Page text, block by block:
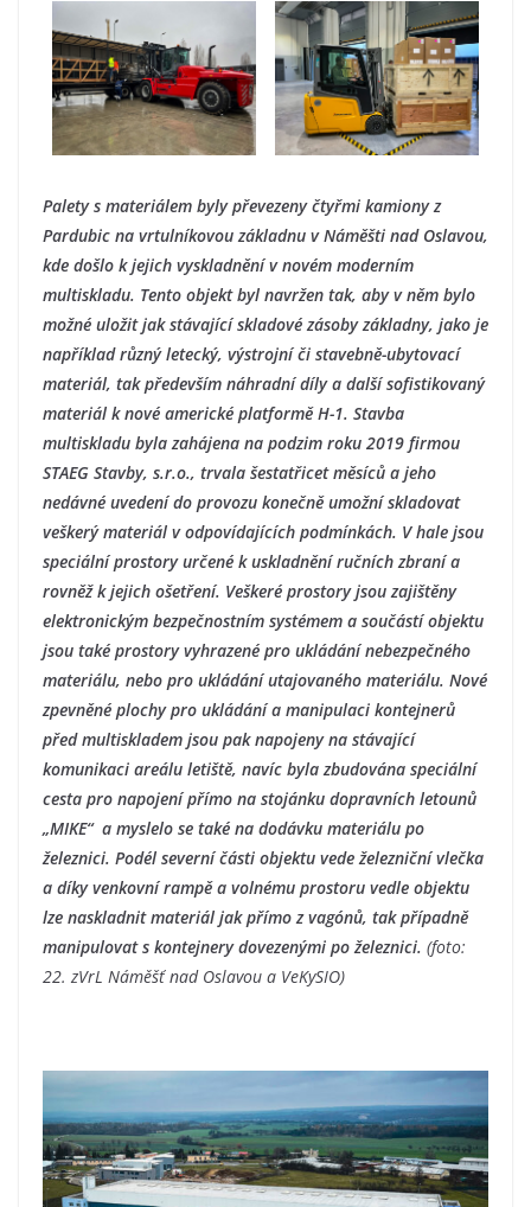
Palety s materiálem byly převezeny čtyřmi kamiony z
Pardubic na vrtulníkovou základnu v Náměšti nad Oslavou,
kde došlo k jejich vyskladnění v novém moderním
multiskladu. Tento objekt byl navržen tak, aby v něm bylo
možné uložit jak stávající skladové zásoby základny, jako je
například různý letecký, výstrojní či stavebně-ubytovací
materiál, tak především náhradní díly a další sofistikovaný
materiál k nové americké platformě H-1. Stavba
multiskladu byla zahájena na podzim roku 2019 firmou
STAEG Stavby, s.r.o., trvala šestatřicet měsíců a jeho
nedávné uvedení do provozu konečně umožní skladovat
veškerý materiál v odpovídajících podmínkách. V hale jsou
speciální prostory určené k uskladnění ručních zbraní a
rovněž k jejich ošetření. Veškeré prostory jsou zajištěny
elektronickým bezpečnostním systémem a součástí objektu
jsou také prostory vyhrazené pro ukládání nebezpečného
materiálu, nebo pro ukládání utajovaného materiálu. Nové
zpevněné plochy pro ukládání a manipulaci kontejnerů
před multiskladem jsou pak napojeny na stávající
komunikaci areálu letiště, navíc byla zbudována speciální
cesta pro napojení přímo na stojánku dopravních letounů
„MIKE“ a myslelo se také na dodávku materiálu po
železnici. Podél severní části objektu vede železniční vlečka
a díky venkovní rampě a volnému prostoru vedle objektu
lze naskladnit materiál jak přímo z vagónů, tak případně
manipulovat s kontejnery dovezenými po železnici. (foto:
22. zVrL Náměšť nad Oslavou a VeKySIO)